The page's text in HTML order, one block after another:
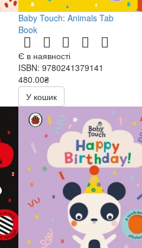
Baby Touch: Animals Tab
Book
Є в наявності
ISBN: 9780241379141
480.00₴
У кошик